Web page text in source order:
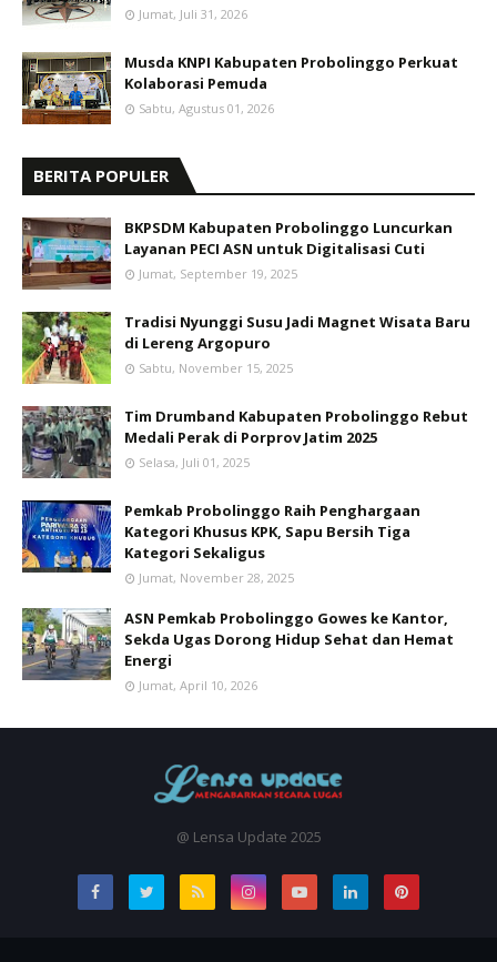
Jumat, Juli 31, 2026
Musda KNPI Kabupaten Probolinggo Perkuat
Kolaborasi Pemuda
Sabtu, Agustus 01, 2026
BERITA POPULER
BKPSDM Kabupaten Probolinggo Luncurkan
Layanan PECI ASN untuk Digitalisasi Cuti
Jumat, September 19, 2025
Tradisi Nyunggi Susu Jadi Magnet Wisata Baru
di Lereng Argopuro
Sabtu, November 15, 2025
Tim Drumband Kabupaten Probolinggo Rebut
Medali Perak di Porprov Jatim 2025
Selasa, Juli 01, 2025
Pemkab Probolinggo Raih Penghargaan
Kategori Khusus KPK, Sapu Bersih Tiga
Kategori Sekaligus
Jumat, November 28, 2025
ASN Pemkab Probolinggo Gowes ke Kantor,
Sekda Ugas Dorong Hidup Sehat dan Hemat
Energi
Jumat, April 10, 2026
@ Lensa Update 2025